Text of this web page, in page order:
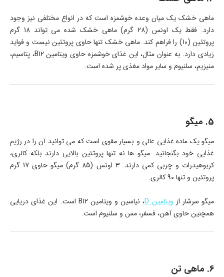
ماهی خشک یک میان وعده خوشمزه است که در انواع مختلفی نیز وجود
دارد. فقط یک اونس (28 گرم) ماهی خشک شده می تواند 18 گرم
پروتئین (10) را فراهم کند. ماهی خشک تنها حاوی پروتئین نیست و فواید
زیادی دارد. به عنوان مثال، این غذای خوشمزه حاوی ویتامین B12، پتاسیم،
منیزیم، سلنیوم و سایر مواد مغذی پر شده است.
5. میگو
میگو یک ماده غذایی عالی و بسیار مقوی است که می توانید آن را در رژیم
غذایی خود بگنجانید. میگو ها نه تنها پروتئین بالایی دارند بلکه کالری،
کربوهیدرات و چربی کمی دارند. 3 اونس (85 گرم) میگو حاوی 17 گرم
پروتئین و تنها 90 کالری.
میگو سرشار ازویتامین D
، نیاسین و ویتامین B12 است. این غذای دریایی
همچنین حاوی آهن، فسفر، مس و سلنیوم است.
6. ماهی تن